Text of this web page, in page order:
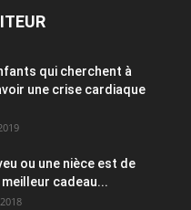
qui cherchent à
une crise cardiaque
ou une nièce est de
meilleur cadeau...